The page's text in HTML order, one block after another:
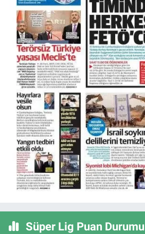
Süper Lig Puan Durumu